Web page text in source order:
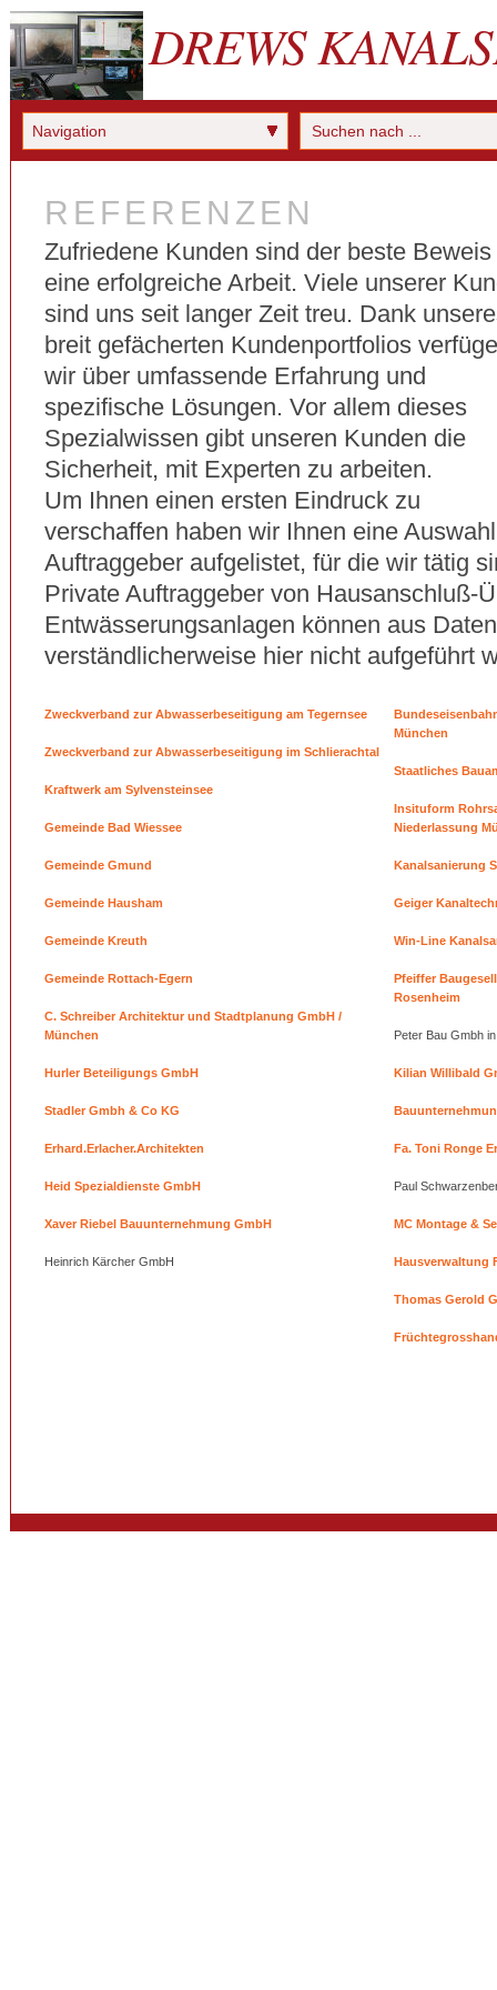
DREWS
Navigation
REFERENZEN
Zufriedene Kunden sind der beste Beweis
eine erfolgreiche Arbeit. Viele unserer
sind uns seit langer Zeit treu. Dank
breit gefächerten Kundenportfolios
wir über umfassende Erfahrung und
spezifische Lösungen. Vor allem dieses
Spezialwissen gibt unseren Kunden die
Sicherheit, mit Experten zu arbeiten.
Um Ihnen einen ersten Eindruck zu
verschaffen haben wir Ihnen eine
Auftraggeber aufgelistet, für die wir tätig
Private Auftraggeber von Hausanschluß-
Entwässerungsanlagen können aus
verständlicherweise hier nicht aufgeführt
Zweckverband zur Abwasserbeseitigung am Tegernsee
Zweckverband zur Abwasserbeseitigung im Schlierachtal
Kraftwerk am Sylvensteinsee
Gemeinde Bad Wiessee
Gemeinde Gmund
Gemeinde Hausham
Gemeinde Kreuth
Gemeinde Rottach-Egern
C. Schreiber Architektur und Stadtplanung GmbH /
München
Hurler Beteiligungs GmbH
Stadler Gmbh & Co KG
Erhard.Erlacher.Architekten
Heid Spezialdienste GmbH
Xaver Riebel Bauunternehmung GmbH
Heinrich Kärcher GmbH
München
Staatliches
Insituform
Niederlassung
Kanalsanierung
Geiger
Win-Line
Pfeiffer
Rosenheim
Peter Bau Gmbh
Kilian Willibald
Fa. Toni Ronge
Paul
MC Montage &
Hausverwaltung
Thomas Gerold